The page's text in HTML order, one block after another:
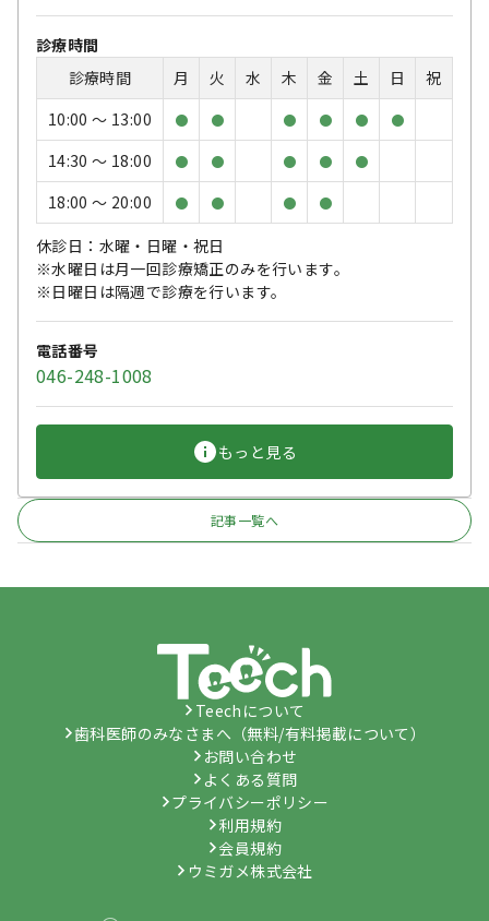
診療時間
診療時間
月 火 水 木 金 土 日
祝
10:00 〜 13:00
● ● ● ● ● ●
14:30 〜 18:00 ● ● ● ● ●
18:00 〜 20:00 ● ● ● ●
休診日：水曜・日曜・祝日
※水曜日は月一回診療矯正のみを行います。
※日曜日は隔週で診療を行います。
電話番号
046-248-1008
もっと見る
記事一覧へ
Teechについて
歯科医師のみなさまへ（無料/有料掲載について）
お問い合わせ
よくある質問
プライバシーポリシー
利用規約
会員規約
ウミガメ株式会社